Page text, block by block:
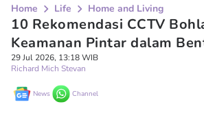
Home Life Home and Living
10 Rekomendasi CCTV
Keamanan Pintar dalam
29 Jul 2026, 13:18 WIB
Richard Mich Stevan
News Channel